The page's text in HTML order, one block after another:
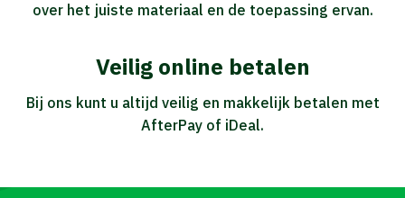
over het juiste materiaal en de toepassing ervan.
Veilig online betalen
Bij ons kunt u altijd veilig en makkelijk betalen met
AfterPay of iDeal.